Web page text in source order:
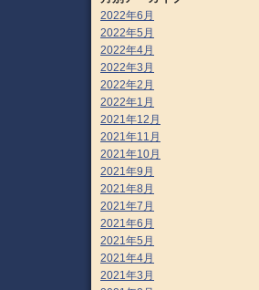
2022年6月
2022年5月
2022年4月
2022年3月
2022年2月
2022年1月
2021年12月
2021年11月
2021年10月
2021年9月
2021年8月
2021年7月
2021年6月
2021年5月
2021年4月
2021年3月